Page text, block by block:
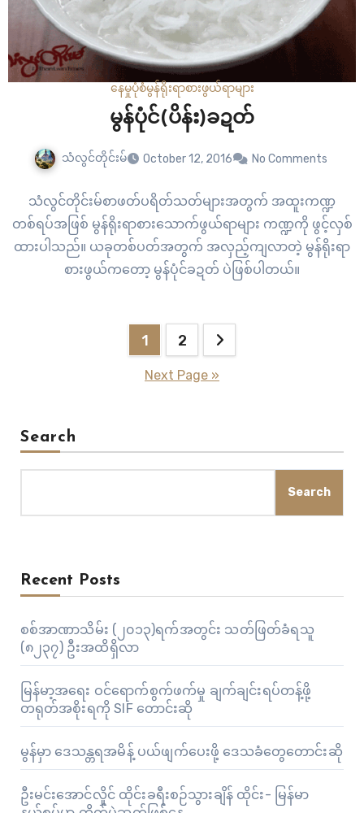
နေမှုပုံစံမွန်ရိုးရာစားဖွယ်ရာများ
မွန်ပုံင်(ပိန်း)ခဍတ်
သံလွင်တိုင်းမ် October 12, 2016 No Comments
သံလွင်တိုင်းမ်စာဖတ်ပရိတ်သတ်များအတွက် အထူးကဏ္ဍ
တစ်ရပ်အဖြစ် မွန်ရိုးရာစားသောက်ဖွယ်ရာများ ကဏ္ဍကို ဖွင့်လှစ်
ထားပါသည်။ ယခုတစ်ပတ်အတွက် အလှည့်ကျလာတဲ့ မွန်ရိုးရာ
စားဖွယ်ကတော့ မွန်ပုံင်ခဍတ် ပဲဖြစ်ပါတယ်။
1 2
Next Page »
Search
Search
Recent Posts
စစ်အာဏာသိမ်း (၂၀၁၃)ရက်အတွင်း သတ်ဖြတ်ခံရသူ
(၈၂၃၇) ဦးအထိရှိလာ
မြန်မာ့အရေး ဝင်ရောက်စွက်ဖက်မှု ချက်ချင်းရပ်တန့်ဖို့
တရုတ်အစိုးရကို SIF တောင်းဆို
မွန်မှာ ဒေသန္တရအမိန့် ပယ်ဖျက်ပေးဖို့ ဒေသခံတွေတောင်းဆို
ဦးမင်းအောင်လှိုင် ထိုင်းခရီးစဉ်သွားချိန် ထိုင်း- မြန်မာ